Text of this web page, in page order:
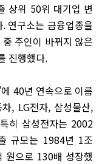
상위 50위 대기업 변
연구소는 금융업종을
주인이 바뀌지 않은
진행했다.
40년 연속으로 이름
, LG전자, 삼성물산,
히 삼성전자는 2002
규모는 1984년 1조
으로 130배 성장했